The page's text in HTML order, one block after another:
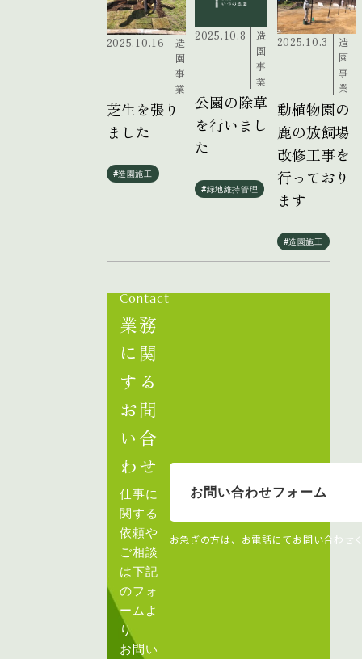
2025.10.16
造
園
事
業
芝生を張り
ました
#造園施工
2025.10.8
造
園
事
業
公園の除草
を行いまし
た
#緑地維持管理
2025.10.3
造
園
事
業
動植物園の
鹿の放飼場
改修工事を
行っており
ます
#造園施工
Contact
業務
に関
する
お問
い合
わせ
仕事に
関する
依頼や
ご相談
は下記
のフォ
ームよ
り
お問い
お問い合わせフォーム
お急ぎの方は、お電話にてお問い合わせ